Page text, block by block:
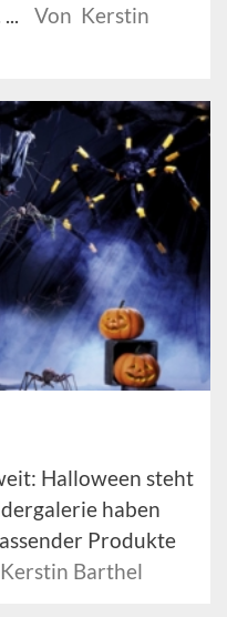
Von Kerstin
Halloween steht
haben
Produkte
Barthel